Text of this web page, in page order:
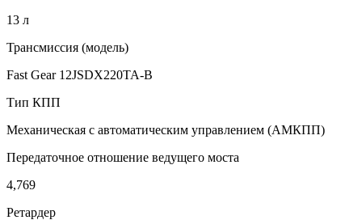
13 л
Трансмиссия (модель)
Fast Gear 12JSDX220TA-B
Тип КПП
Механическая с автоматическим управлением (АМКПП)
Передаточное отношение ведущего моста
4,769
Ретардер